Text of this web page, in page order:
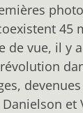
45
de vue, il y
et